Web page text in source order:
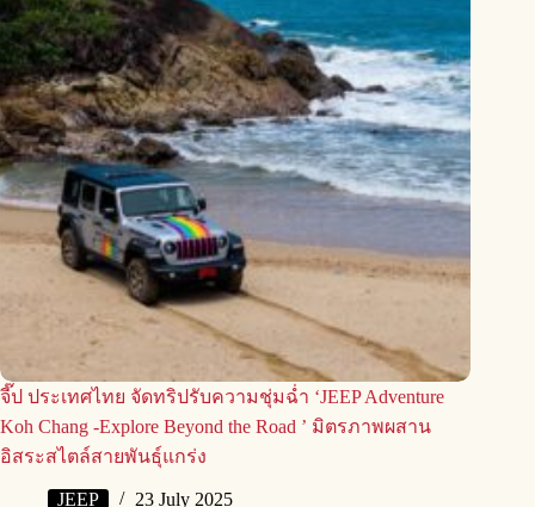
จี๊ป ประเทศไทย จัดทริปรับความชุ่มฉ่ำ ‘JEEP Adventure
Koh Chang -Explore Beyond the Road ’ มิตรภาพผสาน
อิสระสไตล์สายพันธุ์แกร่ง
JEEP 23 July 2025